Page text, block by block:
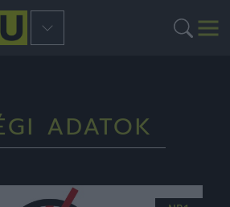
ADATOK